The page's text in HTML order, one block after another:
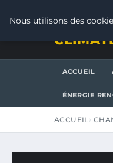
ACCUEIL
ÉNERGIE
ACCUEIL
Nous utilisons des